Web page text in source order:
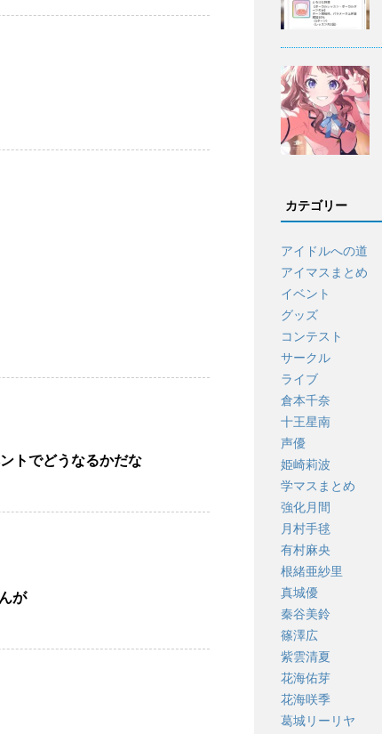
トでどうなるかだな
が
カテゴリー
アイドルへの道
アイマスまとめ
イベント
グッズ
コンテスト
サークル
ライブ
倉本千奈
十王星南
声優
姫崎莉波
学マスまとめ
強化月間
月村手毬
有村麻央
根緒亜紗里
真城優
秦谷美鈴
篠澤広
紫雲清夏
花海佑芽
花海咲季
葛城リーリヤ